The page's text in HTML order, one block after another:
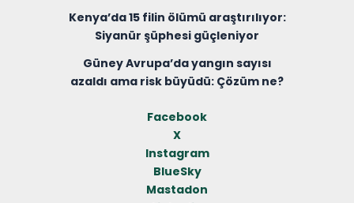
Kenya’da 15 filin ölümü araştırılıyor:
Siyanür şüphesi güçleniyor
Güney Avrupa’da yangın sayısı
azaldı ama risk büyüdü: Çözüm ne?
Facebook
X
Instagram
BlueSky
Mastadon